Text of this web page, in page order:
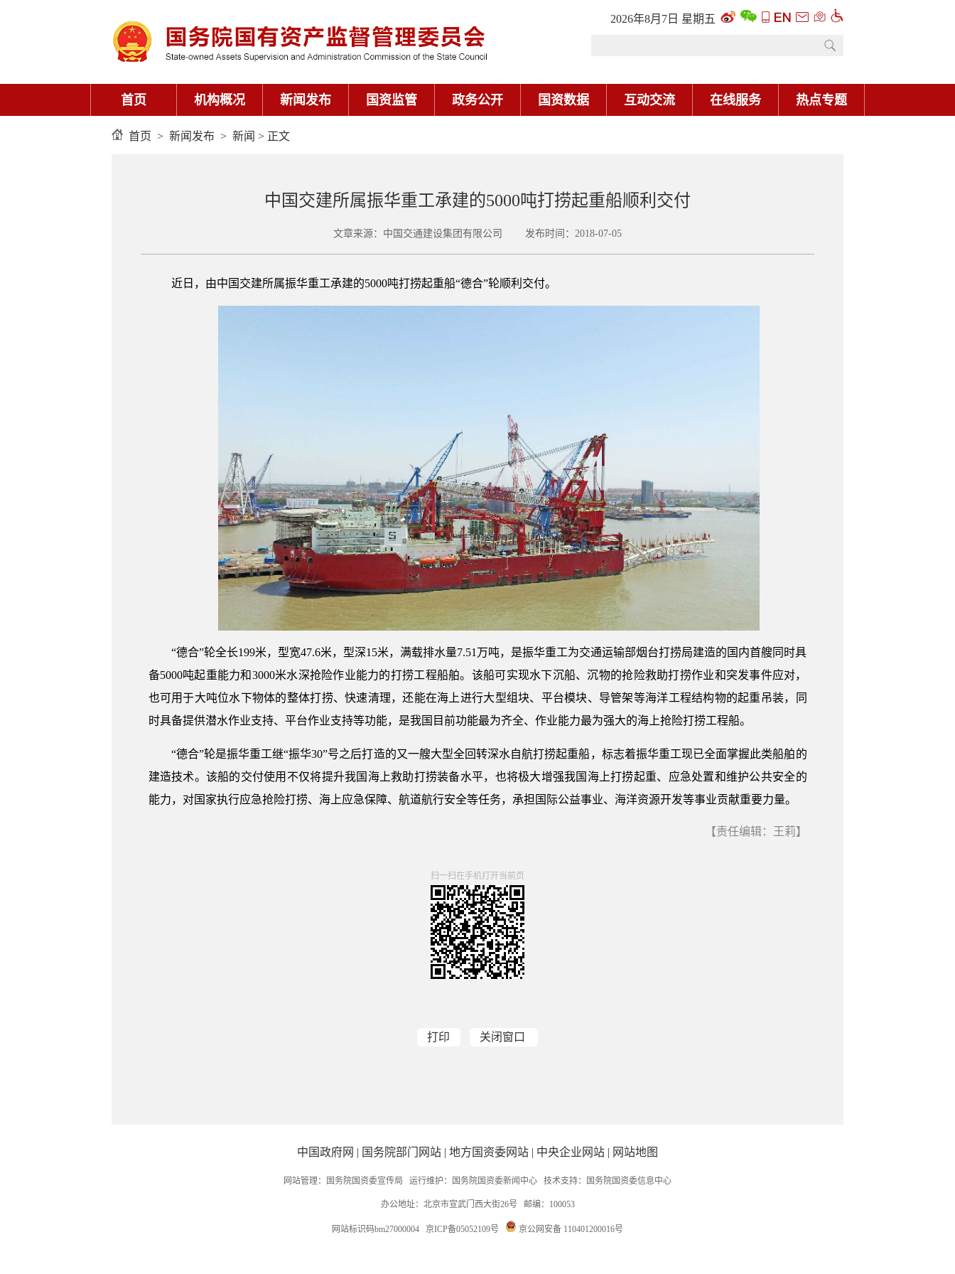
2026年8月7日 星期五
首页 机构概况 新闻发布 国资监管 政务公开 国资数据 互动交流 在线服务 热点专题
首页 > 新闻发布 > 新闻 > 正文
中国交建所属振华重工承建的5000吨打捞起重船顺利交付
文章来源：中国交通建设集团有限公司 发布时间：2018-07-05
近日，由中国交建所属振华重工承建的5000吨打捞起重船“德合”轮顺利交付。
“德合”轮全长199米，型宽47.6米，型深15米，满载排水量7.51万吨，是振华重工为交通运输部烟台打捞局建造的国内首艘同时具
备5000吨起重能力和3000米水深抢险作业能力的打捞工程船舶。该船可实现水下沉船、沉物的抢险救助打捞作业和突发事件应对，
也可用于大吨位水下物体的整体打捞、快速清理，还能在海上进行大型组块、平台模块、导管架等海洋工程结构物的起重吊装，同
时具备提供潜水作业支持、平台作业支持等功能，是我国目前功能最为齐全、作业能力最为强大的海上抢险打捞工程船。
“德合”轮是振华重工继“振华30”号之后打造的又一艘大型全回转深水自航打捞起重船，标志着振华重工现已全面掌握此类船舶的
建造技术。该船的交付使用不仅将提升我国海上救助打捞装备水平，也将极大增强我国海上打捞起重、应急处置和维护公共安全的
能力，对国家执行应急抢险打捞、海上应急保障、航道航行安全等任务，承担国际公益事业、海洋资源开发等事业贡献重要力量。
【责任编辑：王莉】
扫一扫在手机打开当前页
打印 关闭窗口